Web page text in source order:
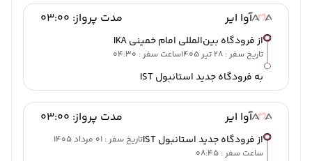
آوا ایر مدت پرواز: 03:00
از فرودگاه بین‌المللی امام خمینی IKA
تاریخ سفر : 28 تیر 1405 ساعت سفر : 04:30
به فرودگاه جدید استانبول IST
آوا ایر مدت پرواز: 03:00
از فرودگاه جدید استانبول IST
تاریخ سفر : 01 مرداد 1405
ساعت سفر : 08:45